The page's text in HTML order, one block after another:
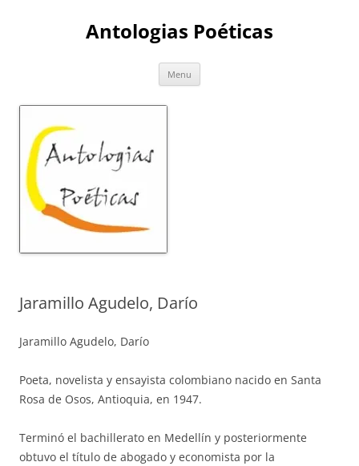
Antologias Poéticas
Menu
Jaramillo Agudelo, Darío
Jaramillo Agudelo, Darío
Poeta, novelista y ensayista colombiano nacido en Santa
Rosa de Osos, Antioquia, en 1947.
Terminó el bachillerato en Medellín y posteriormente
obtuvo el título de abogado y economista por la